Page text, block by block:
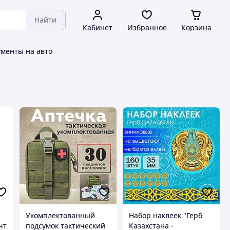
Найти
Кабинет Избранное Корзина
на авто
Укомплектованный
подсумок тактический
Набор наклеек "Герб
Казахстана -